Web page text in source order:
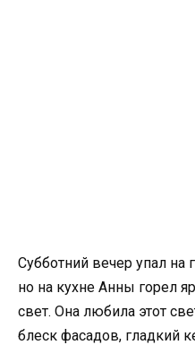
Субботний вечер упал
но на кухне Анны горел
свет. Она любила этот
блеск фасадов, гладкий